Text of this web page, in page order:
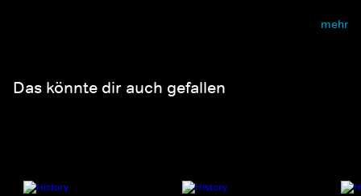
mehr
Das könnte dir auch gefallen